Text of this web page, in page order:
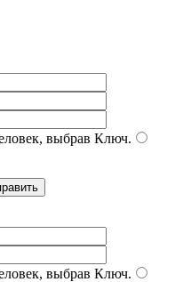
выбрав Ключ.
выбрав Ключ.